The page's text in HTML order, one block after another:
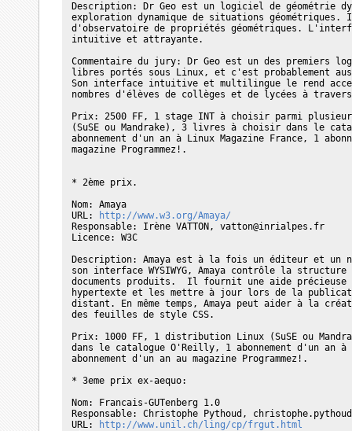
Description: Dr Geo est un logiciel de géométrie
exploration dynamique de situations
d'observatoire de propriétés géométriques.
intuitive et attrayante.
Commentaire du jury: Dr Geo est un des premiers
libres portés sous Linux, et c'est probablement
Son interface intuitive et multilingue le rend
nombres d'élèves de collèges et de lycées à
Prix: 2500 FF, 1 stage INT à choisir parmi
(SuSE ou Mandrake), 3 livres à choisir dans le
abonnement d'un an à Linux Magazine France, 1
magazine Programmez!.
* 2ème prix.
Nom: Amaya
URL:
http://www.w3.org/Amaya/
Responsable: Irène VATTON, vatton@inrialpes.fr
Licence: W3C
Description: Amaya est à la fois un éditeur et un
son interface WYSIWYG, Amaya contrôle la structure
documents produits.  Il fournit une aide précieuse
hypertexte et les mettre à jour lors de la
distant. En même temps, Amaya peut aider à la
des feuilles de style CSS.
Prix: 1000 FF, 1 distribution Linux (SuSE ou
dans le catalogue O'Reilly, 1 abonnement d'un an à
abonnement d'un an au magazine Programmez!.
* 3eme prix ex-aequo:
Nom: Francais-GUTenberg 1.0
Responsable: Christophe Pythoud,
URL:
http://www.unil.ch/ling/cp/frgut.html